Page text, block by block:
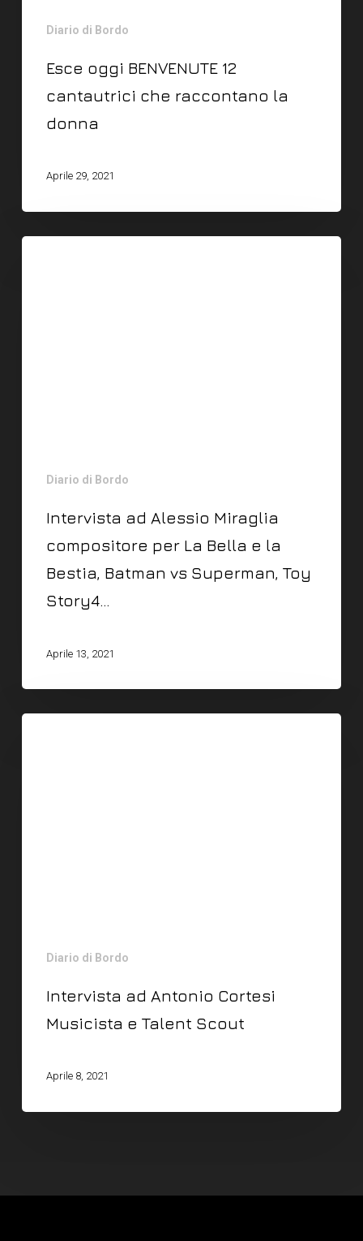
Diario di Bordo
Esce oggi BENVENUTE 12
cantautrici che raccontano la
donna
Aprile 29, 2021
Diario di Bordo
Intervista ad Alessio Miraglia
compositore per La Bella e la
Bestia, Batman vs Superman, Toy
Story4…
Aprile 13, 2021
Diario di Bordo
Intervista ad Antonio Cortesi
Musicista e Talent Scout
Aprile 8, 2021